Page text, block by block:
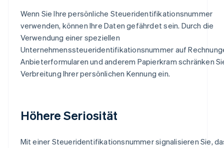
Wenn Sie Ihre persönliche Steueridentifikationsnummer
verwenden, können Ihre Daten gefährdet sein. Durch die
Verwendung einer speziellen
Unternehmenssteueridentifikationsnummer auf
Anbieterformularen und anderem Papierkram schränken
Verbreitung Ihrer persönlichen Kennung ein.
Höhere Seriosität
Mit einer Steueridentifikationsnummer signalisieren Sie,